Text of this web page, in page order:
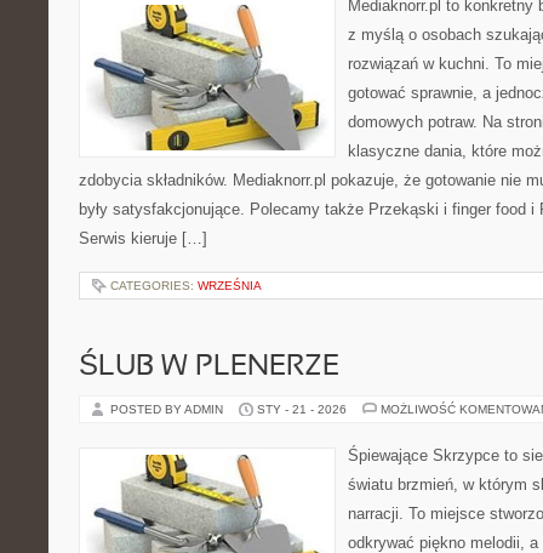
Mediaknorr.pl to konkretny
z myślą o osobach
rozwiązań w kuchni. To
gotować sprawnie, a
domowych potraw. Na
klasyczne dania, które
zdobycia składników. Mediaknorr.pl pokazuje, że gotowanie nie
były satysfakcjonujące. Polecamy także Przekąski i finger food i
Serwis kieruje […]
CATEGORIES: WRZEŚNIA
ŚLUB W PLENERZE
POSTED BY ADMIN STY - 21 - 2026 MOŻLIWOŚĆ
Śpiewające Skrzypce to
światu brzmień, w którym
narracji. To miejsce
odkrywać piękno melodii,